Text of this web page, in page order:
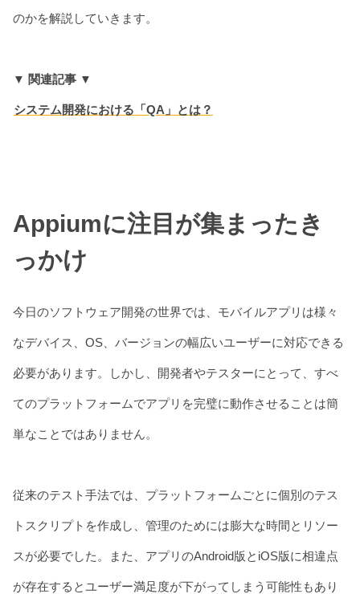
のかを解説していきます。
▼ 関連記事 ▼
システム開発における「QA」とは？
Appiumに注目が集まったき
っかけ
今日のソフトウェア開発の世界では、モバイルアプリは様々
なデバイス、OS、バージョンの幅広いユーザーに対応できる
必要があります。しかし、開発者やテスターにとって、すべ
てのプラットフォームでアプリを完璧に動作させることは簡
単なことではありません。
従来のテスト手法では、プラットフォームごとに個別のテス
トスクリプトを作成し、管理のためには膨大な時間とリソー
スが必要でした。また、アプリのAndroid版とiOS版に相違点
が存在するとユーザー満足度が下がってしまう可能性もあり